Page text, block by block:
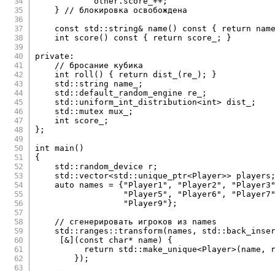
}
// блокировка освобождена
const std :: string& name ( ) const { return
int
score ( ) const { return score_ ;
}
private :
// бросание кубика
int
roll ( ) { return dist_ ( re_ ) ;
}
    std
:: string name_
;
    std
::default_random_engine re_
;
    std
:: uniform_int_distribution<int> dist_
;
    std
::mutex mux_
;
int score_
;
} ;
int
main ( )
{
    std
:: random_device r ;
    std
::vector<std :: unique_ptr<Player>> players
auto names = { "Player1" , "Player2" ,
"Player5" , "Player6" ,
"Player9" } ;
// сгенерировать игроков из names
    std
:: ranges ::transform( names , std ::
[& ( const char* name )
{
return std ::make_unique<Player>( name ,
} ) ;